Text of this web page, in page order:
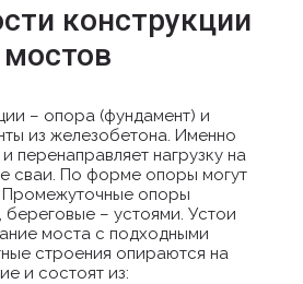
конструкции
мостов
– опора (фундамент) и
из железобетона. Именно
перенаправляет нагрузку на
сваи. По форме опоры могут
Промежуточные опоры
– устоями. Устои
моста с подходными
строения опираются на
и состоят из: